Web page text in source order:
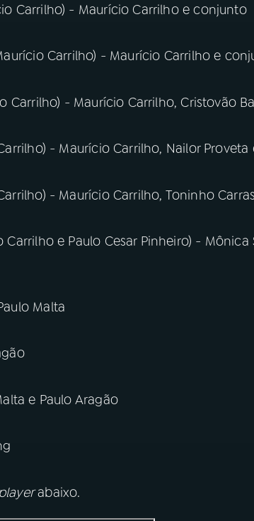
Carrilho) - Maurício Carrilho e conjunto
Carrilho) - Maurício Carrilho e
Carrilho) - Maurício Carrilho, Cristovão
- Maurício Carrilho, Nailor Proveta
- Maurício Carrilho, Toninho
e Paulo Cesar Pinheiro) - Mônica
Malta
e Paulo Aragão
abaixo.